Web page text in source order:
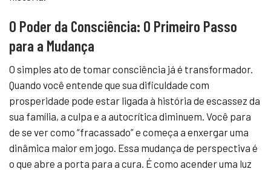
O Poder da Consciência: O Primeiro Passo
para a Mudança
O simples ato de tomar consciência já é transformador.
Quando você entende que sua dificuldade com
prosperidade pode estar ligada à história de escassez da
sua família, a culpa e a autocrítica diminuem. Você para
de se ver como “fracassado” e começa a enxergar uma
dinâmica maior em jogo. Essa mudança de perspectiva é
o que abre a porta para a cura. É como acender uma luz